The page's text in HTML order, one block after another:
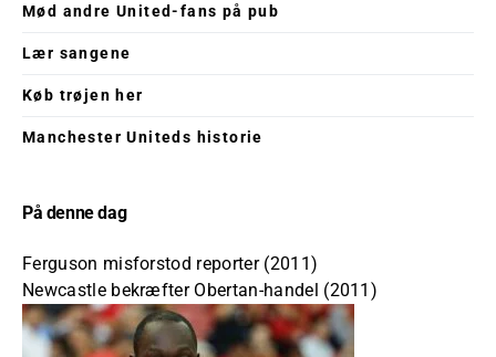
Mød andre United-fans på pub
Lær sangene
Køb trøjen her
Manchester Uniteds historie
På denne dag
Ferguson misforstod reporter (2011)
Newcastle bekræfter Obertan-handel (2011)